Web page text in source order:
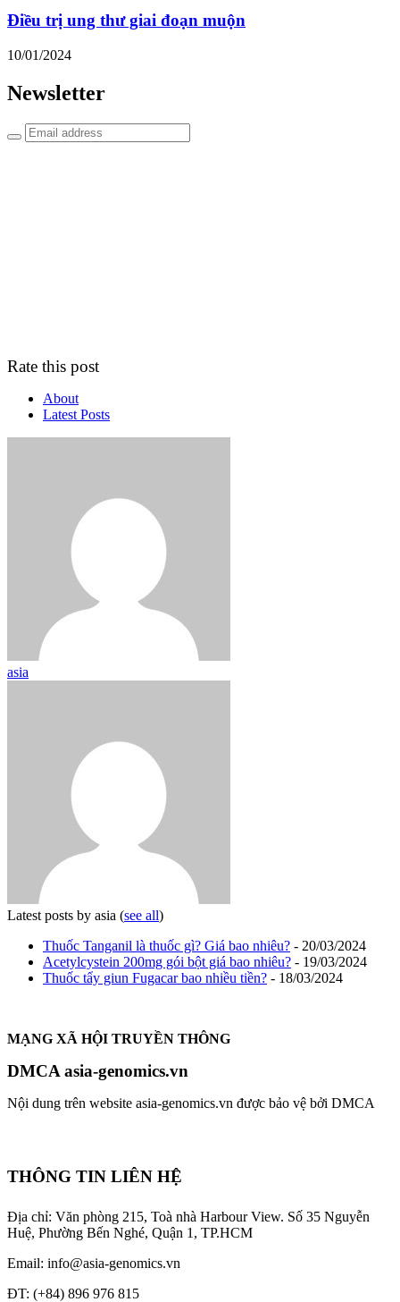
Điều trị ung thư giai đoạn muộn
10/01/2024
Newsletter
Rate this post
About
Latest Posts
asia
Latest posts by asia (see all)
Thuốc Tanganil là thuốc gì? Giá bao nhiêu? - 20/03/2024
Acetylcystein 200mg gói bột giá bao nhiêu? - 19/03/2024
Thuốc tẩy giun Fugacar bao nhiều tiền? - 18/03/2024
MẠNG XÃ HỘI TRUYỀN THÔNG
DMCA asia-genomics.vn
Nội dung trên website asia-genomics.vn được bảo vệ bởi DMCA
THÔNG TIN LIÊN HỆ
Địa chỉ: Văn phòng 215, Toà nhà Harbour View. Số 35 Nguyễn
Huệ, Phường Bến Nghé, Quận 1, TP.HCM
Email: info@asia-genomics.vn
ĐT: (+84) 896 976 815